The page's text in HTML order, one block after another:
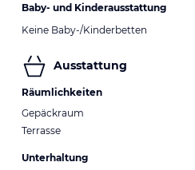
Baby- und Kinderausstattung
Keine Baby-/Kinderbetten
Ausstattung
Räumlichkeiten
Gepäckraum
Terrasse
Unterhaltung